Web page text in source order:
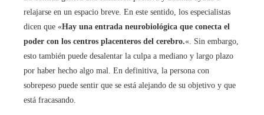
relajarse en un espacio breve. En este sentido, los especialistas
dicen que «Hay una entrada neurobiológica que conecta el
poder con los centros placenteros del cerebro.«. Sin embargo,
esto también puede desalentar la culpa a mediano y largo plazo
por haber hecho algo mal. En definitiva, la persona con
sobrepeso puede sentir que se está alejando de su objetivo y que
está fracasando.